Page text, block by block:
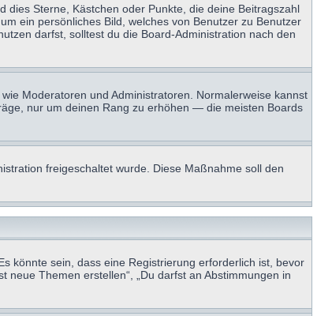
dies Sterne, Kästchen oder Punkte, die deine Beitragszahl
ein persönliches Bild, welches von Benutzer zu Benutzer
darfst, solltest du die Board-Administration nach den
Moderatoren und Administratoren. Normalerweise kannst
nur um deinen Rang zu erhöhen — die meisten Boards
freigeschaltet wurde. Diese Maßnahme soll den
könnte sein, dass eine Registrierung erforderlich ist, bevor
Themen erstellen“, „Du darfst an Abstimmungen in